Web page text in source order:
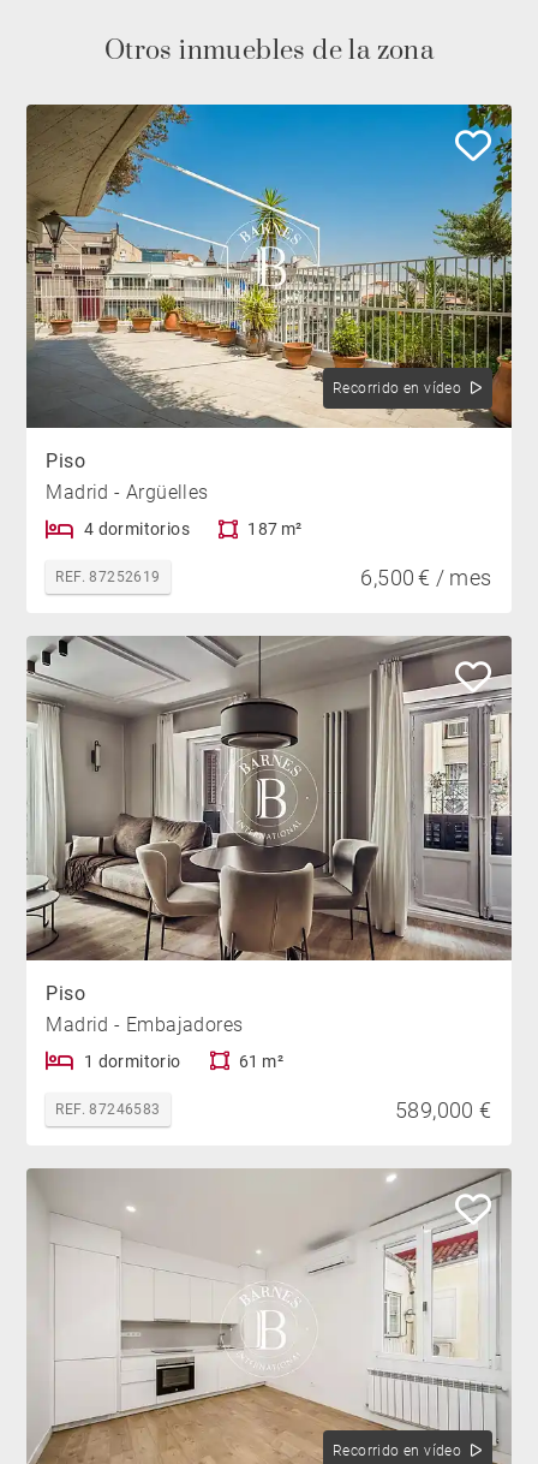
Otros inmuebles de la zona
Recorrido en vídeo
Piso
Madrid - Argüelles
4 dormitorios 187 m²
REF. 87252619 6,500 € / mes
Piso
Madrid - Embajadores
1 dormitorio 61 m²
REF. 87246583 589,000 €
Recorrido en vídeo